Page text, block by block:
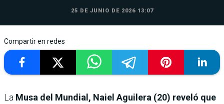
25 DE JUNIO DE 2026 13:07
Compartir en redes
La Musa del Mundial, Naiel Aguilera (20) reveló que